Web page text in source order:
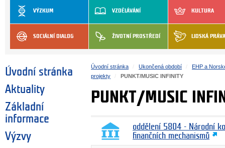
VÝZKUM VZDĚLÁVÁNÍ KULTURA
SOCIÁLNÍ DIALOG ŽIVOTNÍ PROSTŘEDÍ LIDSKÁ PRÁVA
Úvodní stránka
Aktuality
Základní
informace
Výzvy
Úvodní stránka Ukončená období
EHP a
projekty
PUNKT/MUSIC INFINITY
PUNKT/MUSIC
oddělení 5804 - Národní
finančních mechanismů